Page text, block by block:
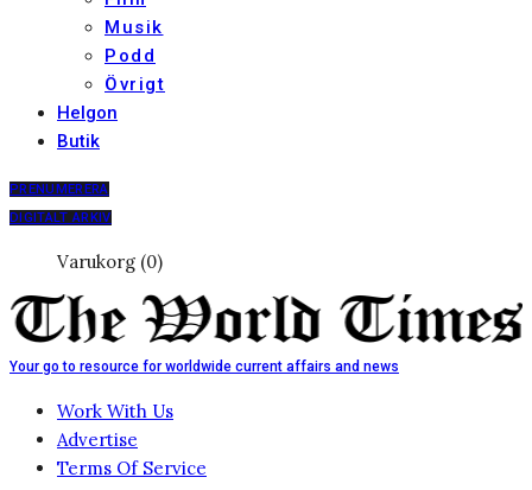
Musik
Podd
Övrigt
Helgon
Butik
PRENUMERERA
DIGITALT ARKIV
Varukorg (0)
Your go to resource for worldwide current affairs and news
Work With Us
Advertise
Terms Of Service